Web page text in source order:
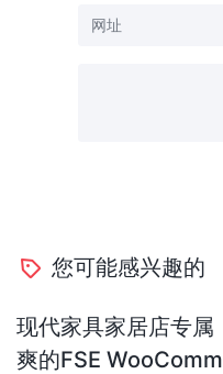
您可能感兴趣的
现代家具家居店专属
爽的FSE